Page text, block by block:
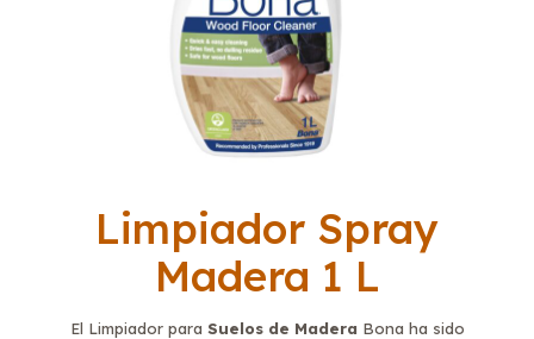
Limpiador Spray
Madera 1 L
El Limpiador para Suelos de Madera Bona ha sido